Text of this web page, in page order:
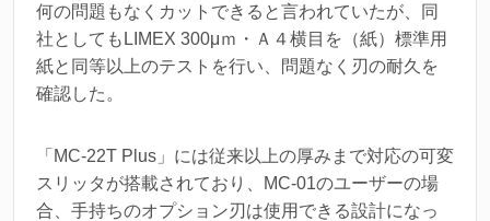
何の問題もなくカットできると言われていたが、同
社としてもLIMEX 300μｍ・Ａ４横目を（紙）標準用
紙と同等以上のテストを行い、問題なく刃の耐久を
確認した。
「MC-22T Plus」には従来以上の厚みまで対応の可変
スリッタが搭載されており、MC-01のユーザーの場
合、手持ちのオプション刃は使用できる設計になっ